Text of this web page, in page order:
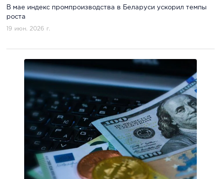
В мае индекс промпроизводства в Беларуси ускорил темпы
роста
19 июн. 2026 г.